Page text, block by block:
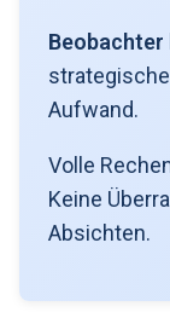
Beobachter
Aufwand.
Volle
Keine
Absichten.